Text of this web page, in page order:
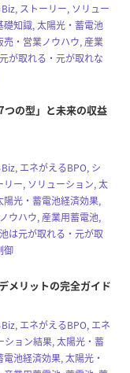
ストーリー, ソリュー
知識, 太陽光・蓄電池
・営業ノウハウ, 産業
が取れる・元が取れな
の型」と未来の収益
エネがえるBPO, シ
ー, ソリューション, 太
光・蓄電池経済効果,
ウハウ, 産業用蓄電池,
は元が取れる・元が取
御
メリットの完全ガイド
エネがえるBPO, エネ
ション結果, 太陽光・蓄
池経済効果, 太陽光・